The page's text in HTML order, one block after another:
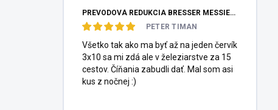
PREVODOVÁ REDUKCIA BRESSER MESSIER HEXAFOC 1:10
PETER TIMAN
Všetko tak ako ma byť až na jeden červík
3x10 sa mi zdá ale v železiarstve za 15
cestov. Číňania zabudli dať. Mal som asi
kus z nočnej :)